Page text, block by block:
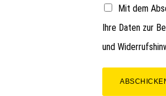
Mit dem
Ihre Daten zur
und